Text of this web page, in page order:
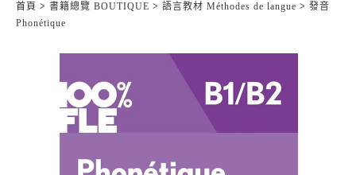
首頁 > 書籍總覽 BOUTIQUE > 語言教材 Méthodes de langue > 發音
Phonétique